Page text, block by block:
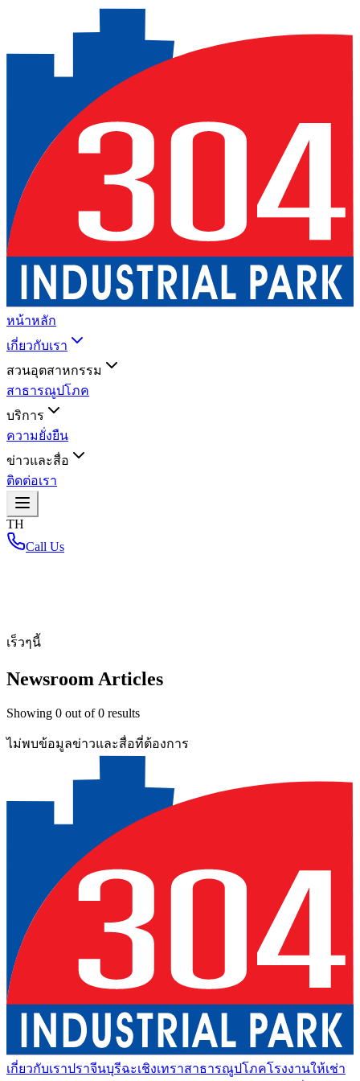
หน้าหลัก
เกี่ยวกับเรา
สวนอุตสาหกรรม
สาธารณูปโภค
บริการ
ความยั่งยืน
ข่าวและสื่อ
ติดต่อเรา
TH
Call Us
เร็วๆนี้
Newsroom Articles
Showing 0 out of0 results
ไม่พบข้อมูลข่าวและสื่อที่ต้องการ
เกี่ยวกับเราปราจีนบุรีฉะเชิงเทราสาธารณูปโภคโรงงานให้เช่า